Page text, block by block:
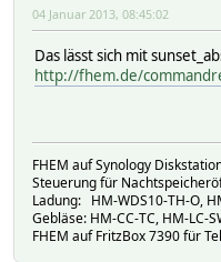
04 Januar 2013, 08:45:02
Das lässt sich mit
http://fhem.de/
FHEM auf Synology
Steuerung für
Ladung: HM-WDS10-TH-O,
Gebläse: HM-CC-TC, HM-LC-
FHEM auf FritzBox 7390 für